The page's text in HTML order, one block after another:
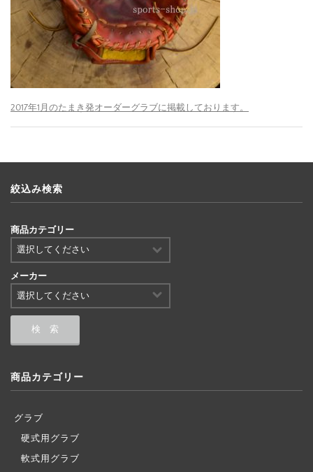
2017年1月のたまき発オーダーグラブに掲載しております。
絞込み検索
商品カテゴリー
メーカー
商品カテゴリー
グラブ
硬式用グラブ
軟式用グラブ